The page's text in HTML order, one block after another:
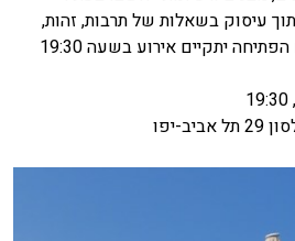
עיסוק בשאלות של תרבות, זהות,
תשתיות, זיכרון ועתיד. ביום הפתיחה יתקיים אירוע בשעה 19:30
יפו